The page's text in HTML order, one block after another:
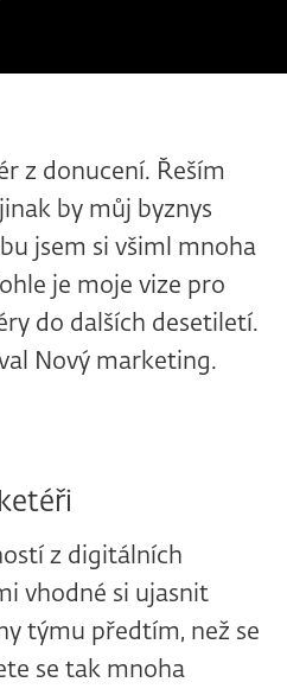
z donucení. Řeším
by můj byznys
jsem si všiml mnoha
je moje vize pro
do dalších desetiletí.
Nový marketing.
z digitálních
vhodné si ujasnit
týmu předtím, než se
se tak mnoha